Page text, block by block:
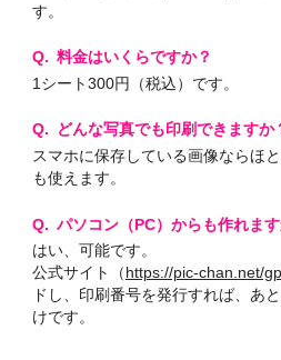
す。
料金はいくらですか？
1シート300円（税込）です。
どんな写真でも印刷できますか
スマホに保存している画像ならほ
も使えます。
パソコン（PC）からも作れます
はい、可能です。
公式サイト（https://pic-chan.net/
ドし、印刷番号を発行すれば、あ
けです。